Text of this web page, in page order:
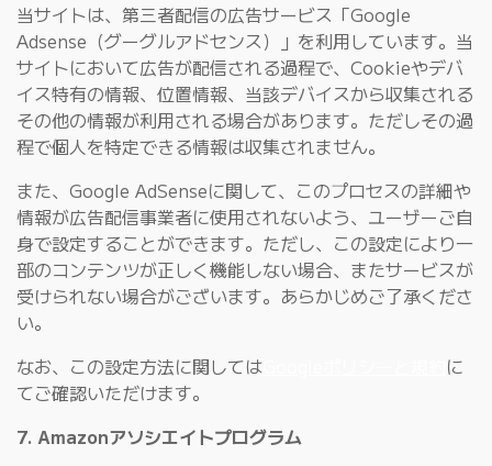
当サイトは、第三者配信の広告サービス「Google
Adsense（グーグルアドセンス）」を利用しています。当
サイトにおいて広告が配信される過程で、Cookieやデバ
イス特有の情報、位置情報、当該デバイスから収集される
その他の情報が利用される場合があります。ただしその過
程で個人を特定できる情報は収集されません。
また、Google AdSenseに関して、このプロセスの詳細や
情報が広告配信事業者に使用されないよう、ユーザーご自
身で設定することができます。ただし、この設定により一
部のコンテンツが正しく機能しない場合、またサービスが
受けられない場合がございます。あらかじめご了承くださ
い。
なお、この設定方法に関しては
に
てご確認いただけます。
7. Amazonアソシエイトプログラム